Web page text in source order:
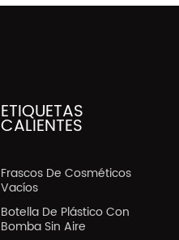
ETIQUETAS
CALIENTES
Frascos De Cosméticos
Vacíos
Botella De Plástico Con
Bomba Sin Aire